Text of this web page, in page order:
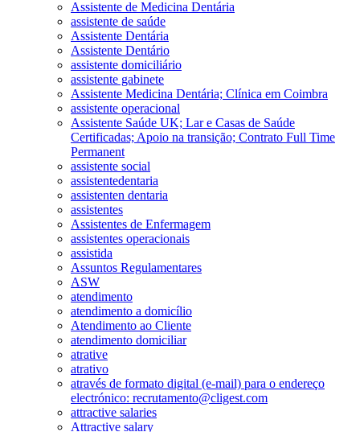
Assistente de Medicina Dentária
assistente de saúde
Assistente Dentária
Assistente Dentário
assistente domiciliário
assistente gabinete
Assistente Medicina Dentária; Clínica em Coimbra
assistente operacional
Assistente Saúde UK; Lar e Casas de Saúde
Certificadas; Apoio na transição; Contrato Full Time
Permanent
assistente social
assistentedentaria
assistenten dentaria
assistentes
Assistentes de Enfermagem
assistentes operacionais
assistida
Assuntos Regulamentares
ASW
atendimento
atendimento a domicílio
Atendimento ao Cliente
atendimento domiciliar
atrative
atrativo
através de formato digital (e-mail) para o endereço
electrónico: recrutamento@cligest.com
attractive salaries
Attractive salary